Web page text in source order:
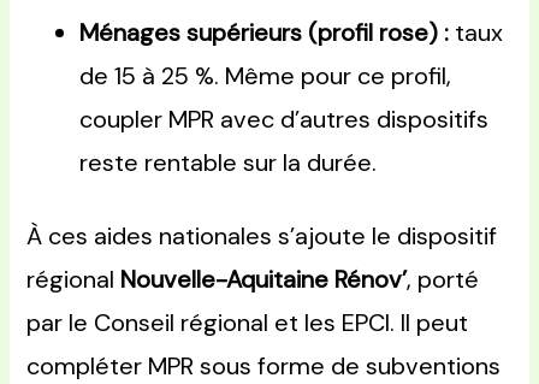
Ménages supérieurs (profil rose) : taux
de 15 à 25 %. Même pour ce profil,
coupler MPR avec d’autres dispositifs
reste rentable sur la durée.
À ces aides nationales s’ajoute le dispositif
régional Nouvelle-Aquitaine Rénov’, porté
par le Conseil régional et les EPCI. Il peut
compléter MPR sous forme de subventions